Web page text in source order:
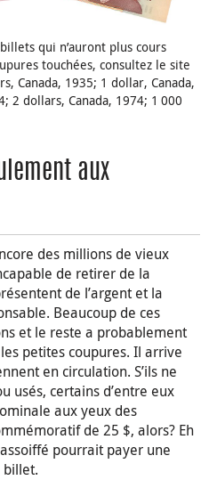
qui n’auront plus cours
touchées, consultez le site
Canada, 1935; 1 dollar, Canada,
2 dollars, Canada, 1974; 1 000
aux
des millions de vieux
de retirer de la
de l’argent et la
Beaucoup de ces
et le reste a probablement
petites coupures. Il arrive
en circulation. S’ils ne
usés, certains d’entre eux
aux yeux des
de 25 $, alors? Eh
pourrait payer une
billet.